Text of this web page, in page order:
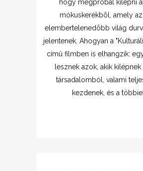
hogy megpróbál kilépni
mókuskerékbõl, amely
elembertelenedõbb világ
jelentenek. Ahogyan a
címû filmben is elhangzik:
lesznek azok, akik
társadalomból, valami
kezdenek, és a